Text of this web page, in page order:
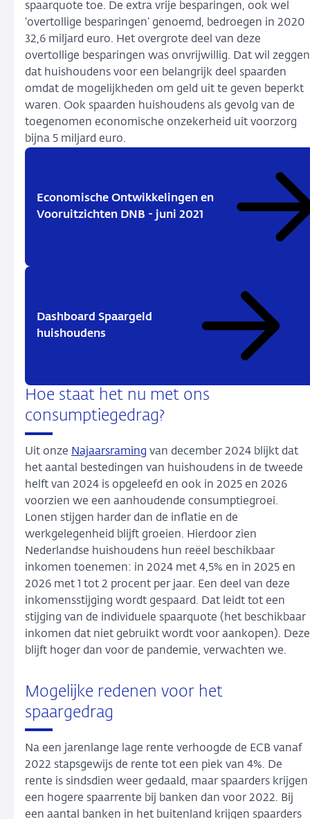
spaarquote toe. De extra vrije besparingen, ook wel
‘overtollige besparingen’ genoemd, bedroegen in 2020
32,6 miljard euro. Het overgrote deel van deze
overtollige besparingen was onvrijwillig. Dat wil zeggen
dat huishoudens voor een belangrijk deel spaarden
omdat de mogelijkheden om geld uit te geven beperkt
waren. Ook spaarden huishoudens als gevolg van de
toegenomen economische onzekerheid uit voorzorg
bijna 5 miljard euro.
Economische Ontwikkelingen en
Vooruitzichten DNB - juni 2021
Dashboard Spaargeld
huishoudens
Hoe staat het nu met ons
consumptiegedrag?
Uit onze Najaarsraming van december 2024 blijkt dat
het aantal bestedingen van huishoudens in de tweede
helft van 2024 is opgeleefd en ook in 2025 en 2026
voorzien we een aanhoudende consumptiegroei.
Lonen stijgen harder dan de inflatie en de
werkgelegenheid blijft groeien. Hierdoor zien
Nederlandse huishoudens hun reëel beschikbaar
inkomen toenemen: in 2024 met 4,5% en in 2025 en
2026 met 1 tot 2 procent per jaar. Een deel van deze
inkomensstijging wordt gespaard. Dat leidt tot een
stijging van de individuele spaarquote (het beschikbaar
inkomen dat niet gebruikt wordt voor aankopen). Deze
blijft hoger dan voor de pandemie, verwachten we.
Mogelijke redenen voor het
spaargedrag
Na een jarenlange lage rente verhoogde de ECB vanaf
2022 stapsgewijs de rente tot een piek van 4%. De
rente is sindsdien weer gedaald, maar spaarders krijgen
een hogere spaarrente bij banken dan voor 2022. Bij
een aantal banken in het buitenland krijgen spaarders